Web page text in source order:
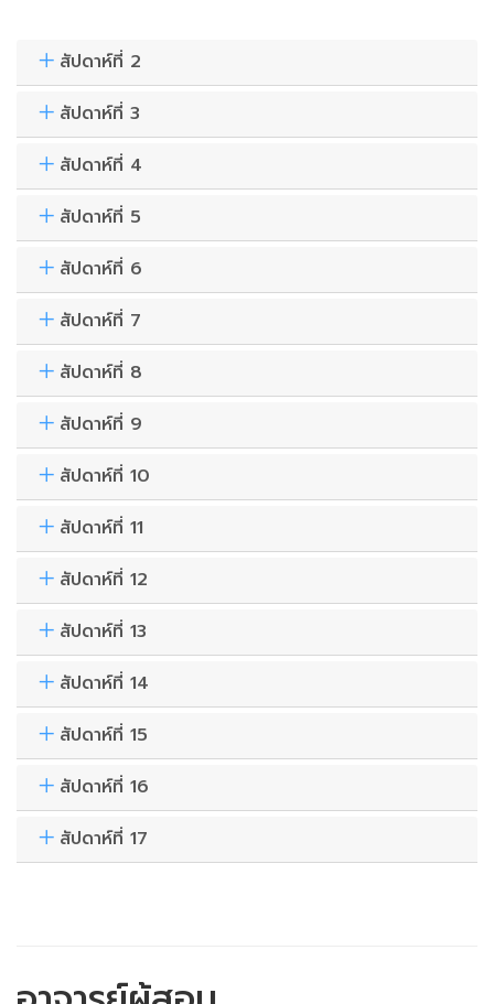
สัปดาห์ที่ 2
สัปดาห์ที่ 3
สัปดาห์ที่ 4
สัปดาห์ที่ 5
สัปดาห์ที่ 6
สัปดาห์ที่ 7
สัปดาห์ที่ 8
สัปดาห์ที่ 9
สัปดาห์ที่ 10
สัปดาห์ที่ 11
สัปดาห์ที่ 12
สัปดาห์ที่ 13
สัปดาห์ที่ 14
สัปดาห์ที่ 15
สัปดาห์ที่ 16
สัปดาห์ที่ 17